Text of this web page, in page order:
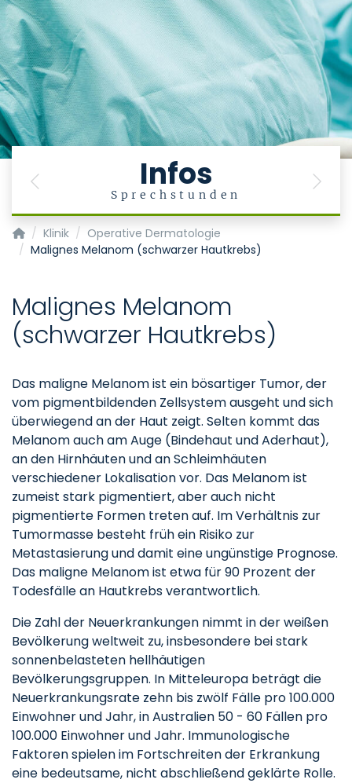
Infos
Sprechstunden
Previous Next
Klinik für Dermatologie und Allergologie - Hautklinik
Klinik
Operative Dermatologie
Malignes Melanom (schwarzer Hautkrebs)
Malignes Melanom
(schwarzer Hautkrebs)
Das maligne Melanom ist ein bösartiger Tumor, der
vom pigmentbildenden Zellsystem ausgeht und sich
überwiegend an der Haut zeigt. Selten kommt das
Melanom auch am Auge (Bindehaut und Aderhaut),
an den Hirnhäuten und an Schleimhäuten
verschiedener Lokalisation vor. Das Melanom ist
zumeist stark pigmentiert, aber auch nicht
pigmentierte Formen treten auf. Im Verhältnis zur
Tumormasse besteht früh ein Risiko zur
Metastasierung und damit eine ungünstige Prognose.
Das maligne Melanom ist etwa für 90 Prozent der
Todesfälle an Hautkrebs verantwortlich.
Die Zahl der Neuerkrankungen nimmt in der weißen
Bevölkerung weltweit zu, insbesondere bei stark
sonnenbelasteten hellhäutigen
Bevölkerungsgruppen. In Mitteleuropa beträgt die
Neuerkrankungsrate zehn bis zwölf Fälle pro 100.000
Einwohner und Jahr, in Australien 50 - 60 Fällen pro
100.000 Einwohner und Jahr. Immunologische
Faktoren spielen im Fortschreiten der Erkrankung
eine bedeutsame, nicht abschließend geklärte Rolle.